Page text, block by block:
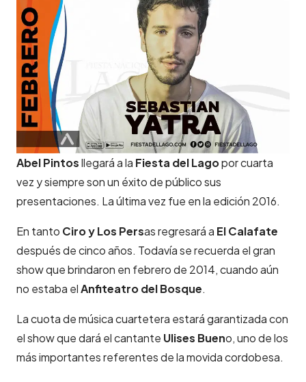
Abel Pintosllegará a la Fiesta del Lagopor cuarta
vez y siempre son un éxito de público sus
presentaciones. La última vez fue en la edición 2016.
En tanto Ciro y Los Persas regresará a El Calafate
después de cinco años. Todavía se recuerda el gran
show que brindaron en febrero de 2014, cuando aún
no estaba elAnfiteatro del Bosque.
La cuota de música cuartetera estará garantizada con
el show que dará el cantante Ulises Bueno, uno de los
más importantes referentes de la movida cordobesa.